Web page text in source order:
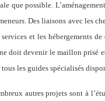
que possible.
Des liaisons avec les
et les hébergements
doit devenir le maillon prisé
les guides spécialisés
autres projets sont à